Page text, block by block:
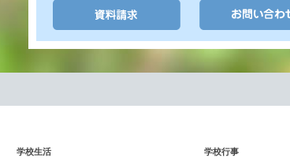
学校生活 学校行事